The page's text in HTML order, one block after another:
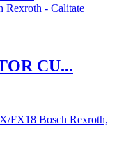
CU...